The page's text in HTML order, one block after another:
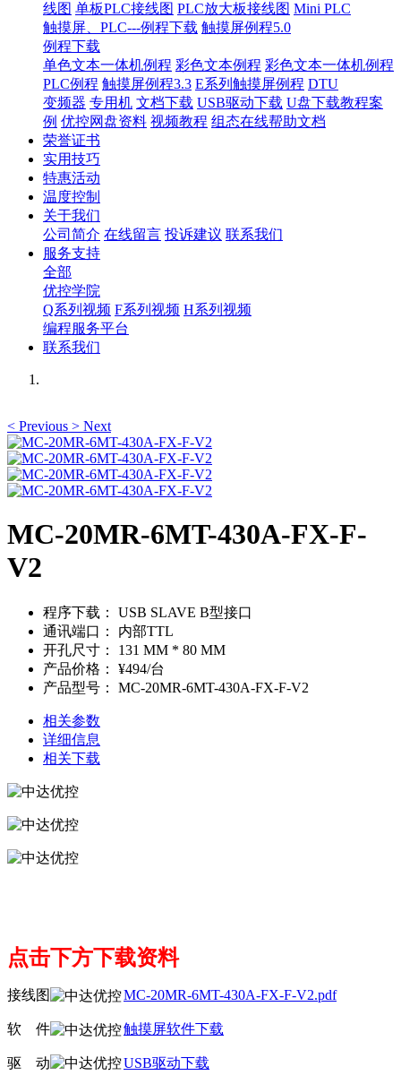
线图 单板PLC接线图 PLC放大板接线图 Mini PLC
触摸屏、PLC---例程下载 触摸屏例程5.0
例程下载
单色文本一体机例程 彩色文本例程 彩色文本一体机例程
PLC例程 触摸屏例程3.3 E系列触摸屏例程 DTU
变频器 专用机 文档下载 USB驱动下载 U盘下载教程案
例 优控网盘资料 视频教程 组态在线帮助文档
荣誉证书
实用技巧
特惠活动
温度控制
关于我们
公司简介 在线留言 投诉建议 联系我们
服务支持
全部
优控学院
Q系列视频 F系列视频 H系列视频
编程服务平台
联系我们
< Previous > Next
MC-20MR-6MT-430A-FX-F-
V2
程序下载：
USB SLAVE B型接口
通讯端口：
内部TTL
开孔尺寸：
131 MM * 80 MM
产品价格：
¥494/台
产品型号：
MC-20MR-6MT-430A-FX-F-V2
相关参数
详细信息
相关下载
点击下方下载资料
接线图 MC-20MR-6MT-430A-FX-F-V2.pdf
软 件 触摸屏软件下载
驱 动 USB驱动下载